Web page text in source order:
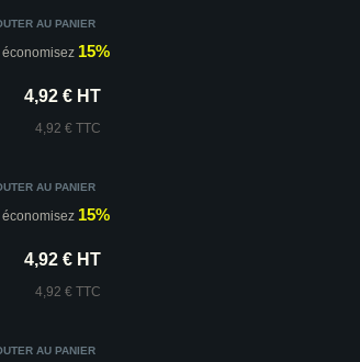
économisez 15%
4,92 € HT
4,92 € TTC
économisez 15%
4,92 € HT
4,92 € TTC